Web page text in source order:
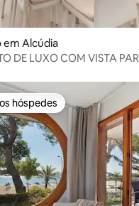
Alcúdia
DE LUXO COM VISTA
hóspedes mais apreciados
hóspedes